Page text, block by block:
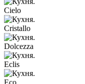
Cielo
Cristallo
Dolcezza
Eclis